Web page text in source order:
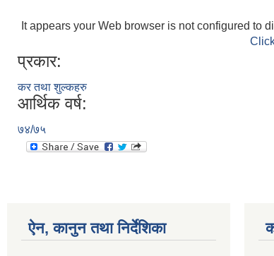
It appears your Web browser is not configured to
प्रकार:
कर तथा शुल्कहरु
आर्थिक वर्ष:
७४/७५
ऐन, कानुन तथा निर्देशिका